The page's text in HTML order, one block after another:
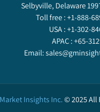
Selbyville, Delaware
Toll free :+1-888-
USA :+1-302-
APAC :+65-
Email:
Insights Inc.©2025All